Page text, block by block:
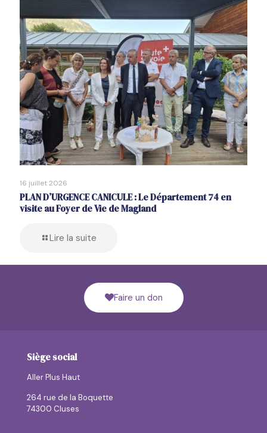
16 juillet 2026
PLAN D’URGENCE CANICULE : Le Département 74 en
visite au Foyer de Vie de Magland
Lire la suite
Faire un don
Siège social
Aller Plus Haut
264 rue de la Boquette
74300 Cluses